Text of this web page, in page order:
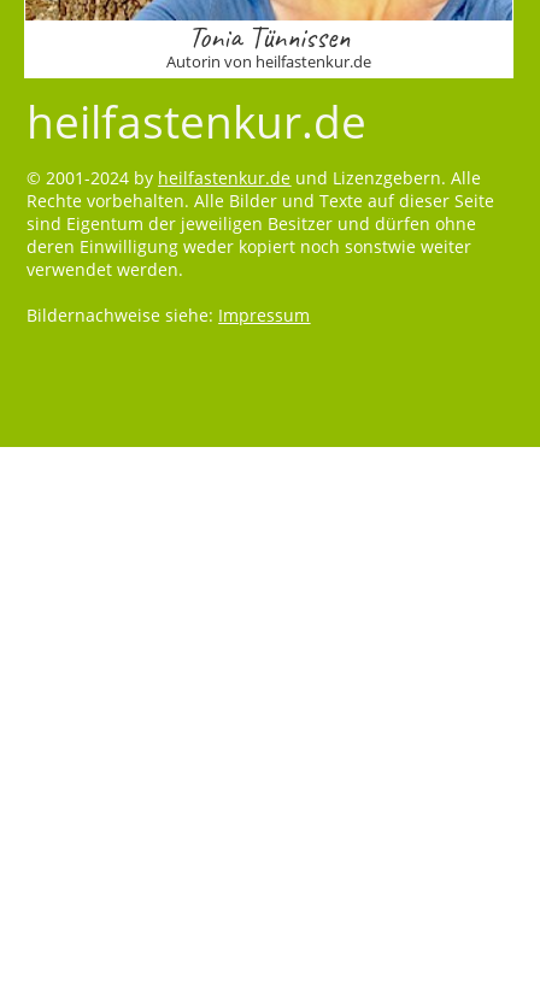
Tonia Tünnissen
Autorin von heilfastenkur.de
heilfastenkur.de
© 2001-2024 by heilfastenkur.de und Lizenzgebern. Alle
Rechte vorbehalten. Alle Bilder und Texte auf dieser Seite
sind Eigentum der jeweiligen Besitzer und dürfen ohne
deren Einwilligung weder kopiert noch sonstwie weiter
verwendet werden.
Bildernachweise siehe: Impressum